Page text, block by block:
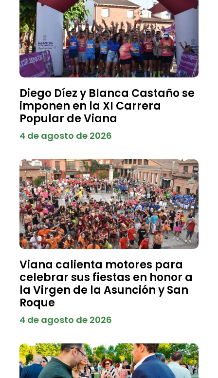
Diego Díez y Blanca Castaño se
imponen en la XI Carrera
Popular de Viana
4 de agosto de 2026
Viana calienta motores para
celebrar sus fiestas en honor a
la Virgen de la Asunción y San
Roque
4 de agosto de 2026